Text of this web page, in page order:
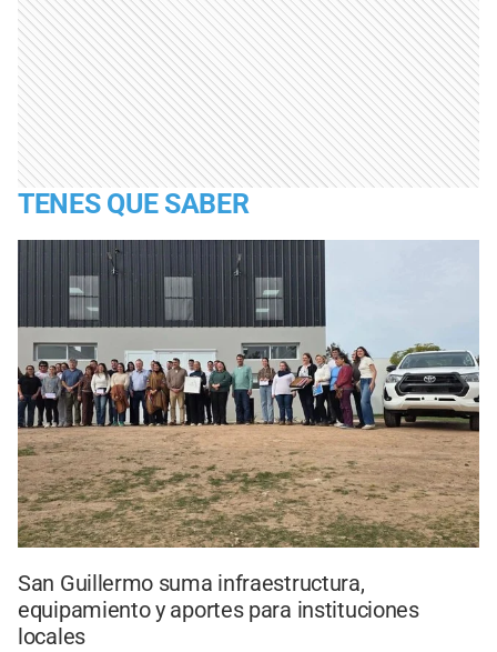
TENES QUE SABER
San Guillermo suma infraestructura,
equipamiento y aportes para instituciones
locales